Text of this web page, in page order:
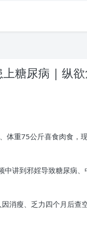
糖尿病 | 纵
重75公斤喜食肉食，
讲到邪婬导致糖尿病
消瘦、乏力四个月后查